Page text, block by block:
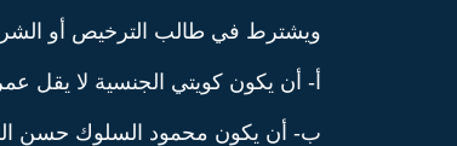
ويشترط في طالب الترخيص أو
أ- أن يكون كويتي الجنسية لا يقل
ب- أن يكون محمود السلوك حسن